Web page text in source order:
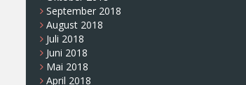
September 2018
August 2018
Juli 2018
Juni 2018
Mai 2018
April 2018